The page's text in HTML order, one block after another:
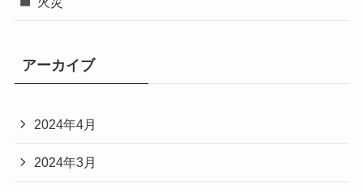
アーカイブ
2024年4月
2024年3月